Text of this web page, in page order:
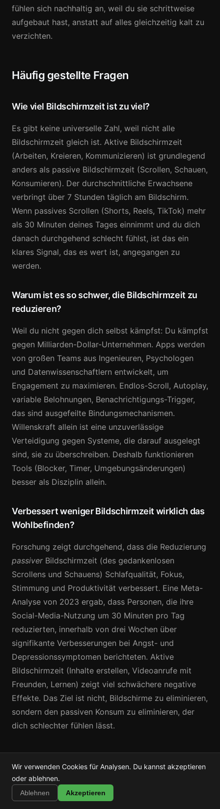
fühlen sich nachhaltig an, weil du sie schrittweise
aufgebaut hast, anstatt auf alles gleichzeitig kalt zu
verzichten.
Häufig gestellte Fragen
Wie viel Bildschirmzeit ist zu viel?
Es gibt keine universelle Zahl, weil nicht alle
Bildschirmzeit gleich ist. Aktive Bildschirmzeit
(Arbeiten, Kreieren, Kommunizieren) ist grundlegend
anders als passive Bildschirmzeit (Scrollen, Schauen,
Konsumieren). Der durchschnittliche Erwachsene
verbringt über 7 Stunden täglich am Bildschirm.
Wenn passives Scrollen (Shorts, Reels, TikTok) mehr
als 30 Minuten deines Tages einnimmt und du dich
danach durchgehend schlecht fühlst, ist das ein
klares Signal, das es wert ist, angegangen zu
werden.
Warum ist es so schwer, die Bildschirmzeit zu
reduzieren?
Weil du nicht gegen dich selbst kämpfst: Du kämpfst
gegen Milliarden-Dollar-Unternehmen. Apps werden
von großen Teams aus Ingenieuren, Psychologen
und Datenwissenschaftlern entwickelt, um
Engagement zu maximieren. Endlos-Scroll, Autoplay,
variable Belohnungen, Benachrichtigungs-Trigger,
das sind ausgefeilte Bindungsmechanismen.
Willenskraft allein ist eine unzuverlässige
Verteidigung gegen Systeme, die darauf ausgelegt
sind, sie zu überschreiben. Deshalb funktionieren
Tools (Blocker, Timer, Umgebungsänderungen)
besser als Disziplin allein.
Verbessert weniger Bildschirmzeit wirklich das
Wohlbefinden?
Forschung zeigt durchgehend, dass die Reduzierung
passiverBildschirmzeit (des gedankenlosen
Scrollens und Schauens) Schlafqualität, Fokus,
Stimmung und Produktivität verbessert. Eine Meta-
Analyse von 2023 ergab, dass Personen, die ihre
Social-Media-Nutzung um 30 Minuten pro Tag
reduzierten, innerhalb von drei Wochen über
signifikante Verbesserungen bei Angst- und
Depressionssymptomen berichteten. Aktive
Bildschirmzeit (Inhalte erstellen, Videoanrufe mit
Freunden, Lernen) zeigt viel schwächere negative
Effekte. Das Ziel ist nicht, Bildschirme zu eliminieren,
sondern den passiven Konsum zu eliminieren, der
dich schlechter fühlen lässt.
Fang mit einer Sache an
Du musst deine gesamte Beziehung zu deinem
Shortstop
Shorts, Reels & TikTok blockieren
Wir verwenden Cookies für Analysen. Du kannst akzeptieren
oder ablehnen.
Ablehnen Akzeptieren